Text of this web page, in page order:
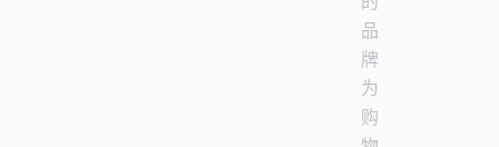
品
牌
为
购